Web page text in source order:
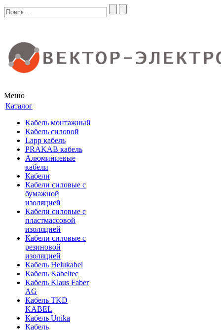
Меню
Каталог
Кабель монтажный
Кабель силовой
Lapp кабель
PRAKAB кабель
Алюминиевые
кабели
Кабели
Кабели силовые с
бумажной
изоляцией
Кабели силовые с
пластмассовой
изоляцией
Кабели силовые с
резиновой
изоляцией
Кабель Helukabel
Кабель Kabeltec
Кабель Klaus Faber
AG
Кабель TKD
KABEL
Кабель Unika
Кабель